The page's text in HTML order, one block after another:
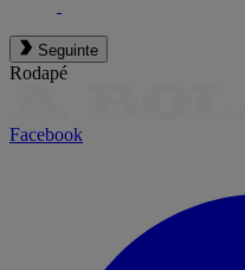
Seguinte
Rodapé
Facebook